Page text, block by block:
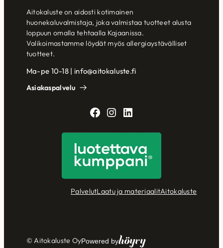
Aitokaluste on aidosti kotimainen
huonekaluvalmistaja, joka valmistaa tuotteet alusta
loppuun omalla tehtaalla Kajaanissa.
Valikoimastamme löydät myös allergiaystävälliset
tuotteet.
Ma-pe 10-18 | info@aitokaluste.fi
Asiakaspalvelu
Facebook
Instagram
LinkedIn
PalvelutLaatu ja materiaalitAitokaluste
© Aitokaluste OyPowered byHöyry